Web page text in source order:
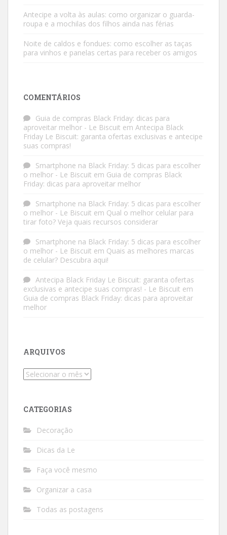
Antecipe a volta às aulas: como organizar o guarda-
roupa e a mochilas dos filhos ainda nas férias
Noite de caldos e fondues: como escolher as taças
para vinhos e panelas certas para receber os amigos
COMENTÁRIOS
Guia de compras Black Friday: dicas para
aproveitar melhor - Le Biscuit em Antecipa Black
Friday Le Biscuit: garanta ofertas exclusivas e antecipe
suas compras!
Smartphone na Black Friday: 5 dicas para escolher
o melhor - Le Biscuit em Guia de compras Black
Friday: dicas para aproveitar melhor
Smartphone na Black Friday: 5 dicas para escolher
o melhor - Le Biscuit em Qual o melhor celular para
tirar foto? Veja quais recursos considerar
Smartphone na Black Friday: 5 dicas para escolher
o melhor - Le Biscuit em Quais as melhores marcas
de celular? Descubra aqui!
Antecipa Black Friday Le Biscuit: garanta ofertas
exclusivas e antecipe suas compras! - Le Biscuit em
Guia de compras Black Friday: dicas para aproveitar
melhor
ARQUIVOS
Arquivos
CATEGORIAS
Decoração
Dicas da Le
Faça você mesmo
Organizar a casa
Todas as postagens